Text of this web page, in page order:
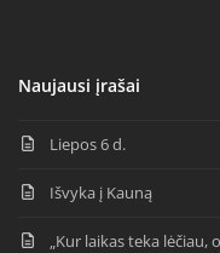
Naujausi įrašai
Liepos 6 d.
Išvyka į Kauną
„Kur laikas teka lėčiau,